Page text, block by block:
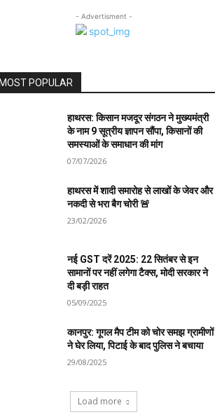
- Advertisment -
MOST POPULAR
हाथरस: किसान मजदूर संगठन ने मुख्यमंत्री
के नाम 9 सूत्रीय ज्ञापन सौंपा, किसानों की
समस्याओं के समाधान की मांग
07/07/2026
हाथरस में शादी समारोह से लाखों के जेवर और
नकदी से भरा बैग चोरी 🚨
23/02/2026
नई GST दरें 2025: 22 सितंबर से इन
सामानों पर नहीं लगेगा टैक्स, मोदी सरकार ने
दी बड़ी राहत
05/09/2025
कानपुर: गूगल मैप टीम को चोर समझ ग्रामीणों
ने घेर लिया, पिटाई के बाद पुलिस ने बचाया
29/08/2025
Load more